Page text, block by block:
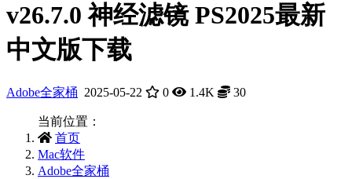
v26.7.0 神经滤镜 PS2025最新
中文版下载
Adobe全家桶 2025-05-22 0 1.4K 30
当前位置：
首页
Mac软件
Adobe全家桶